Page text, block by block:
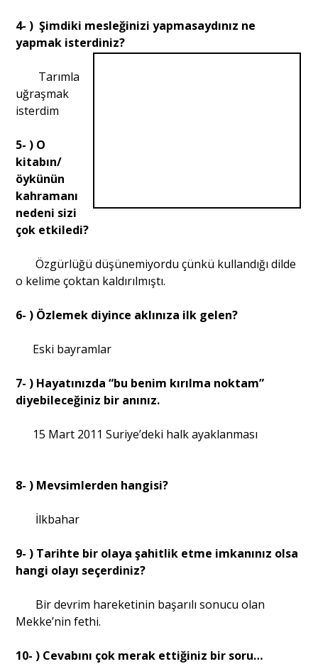
4- ) Şimdiki mesleğinizi yapmasaydınız ne
yapmak isterdiniz?
Tarımla
uğraşmak
isterdim
5- ) O
kitabın/
öykünün
kahramanı
nedeni sizi
çok etkiledi?
Özgürlüğü düşünemiyordu çünkü kullandığı dilde
o kelime çoktan kaldırılmıştı.
6- ) Özlemek diyince aklınıza ilk gelen?
Eski bayramlar
7- ) Hayatınızda “bu benim kırılma noktam”
diyebileceğiniz bir anınız.
15 Mart 2011 Suriye’deki halk ayaklanması
8- ) Mevsimlerden hangisi?
İlkbahar
9- ) Tarihte bir olaya şahitlik etme imkanınız olsa
hangi olayı seçerdiniz?
Bir devrim hareketinin başarılı sonucu olan
Mekke’nin fethi.
10- ) Cevabını çok merak ettiğiniz bir soru…